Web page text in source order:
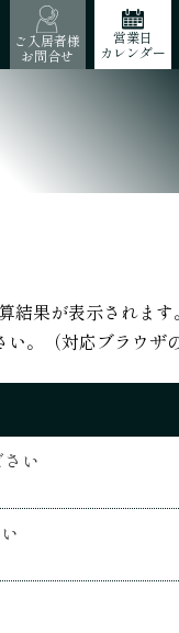
ご入居者様
お問合せ
営業日
カレンダー
果が表示されます。
。（対応ブラウザ
い